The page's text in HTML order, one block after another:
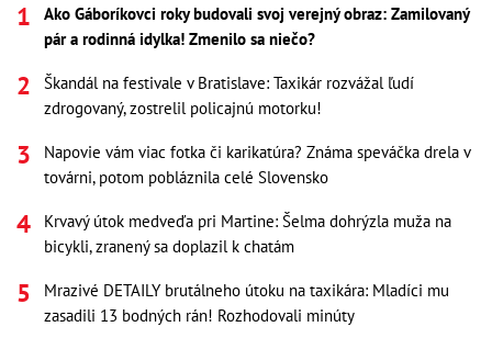
Ako Gáboríkovci roky budovali svoj verejný obraz: Zamilovaný
pár a rodinná idylka! Zmenilo sa niečo?
Škandál na festivale v Bratislave: Taxikár rozvážal ľudí
zdrogovaný, zostrelil policajnú motorku!
Napovie vám viac fotka či karikatúra? Známa speváčka drela v
továrni, potom pobláznila celé Slovensko
Krvavý útok medveďa pri Martine: Šelma dohrýzla muža na
bicykli, zranený sa doplazil k chatám
Mrazivé DETAILY brutálneho útoku na taxikára: Mladíci mu
zasadili 13 bodných rán! Rozhodovali minúty